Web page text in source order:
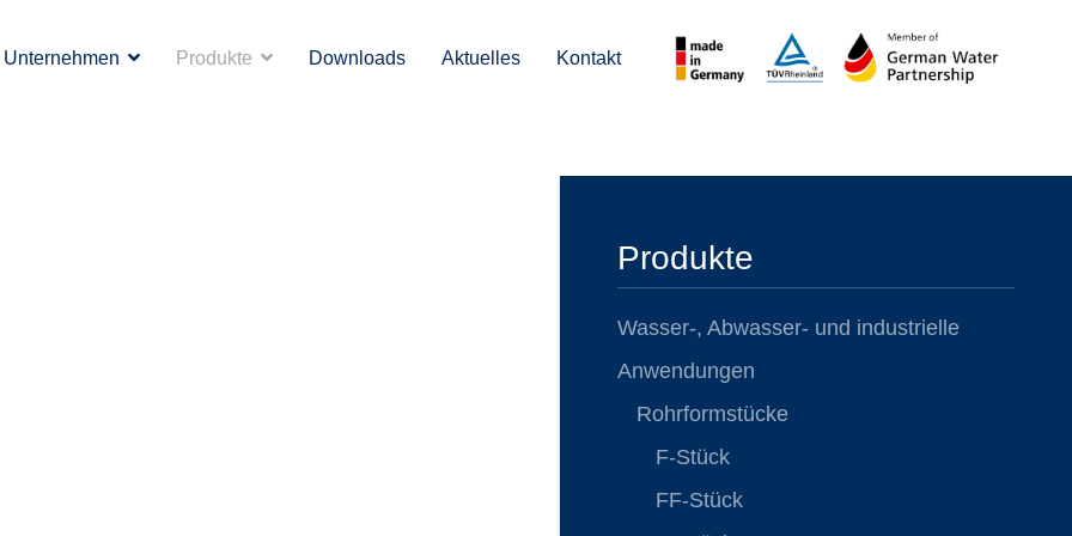
Unternehmen Produkte Downloads Aktuelles Kontakt
Produkte
Wasser-, Abwasser- und industrielle
Anwendungen
Rohrformstücke
F-Stück
FF-Stück